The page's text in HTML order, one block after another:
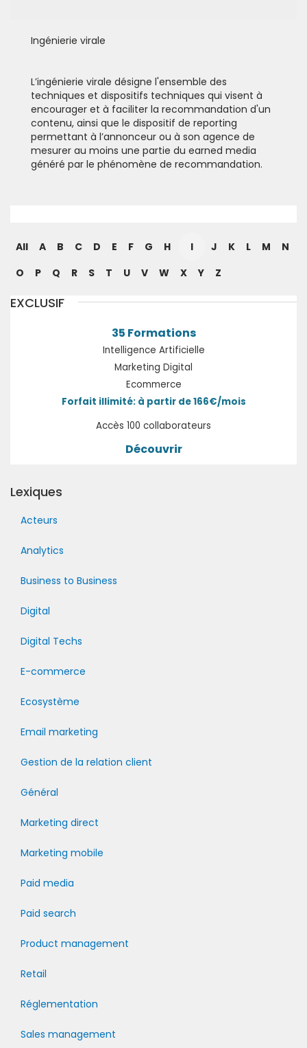
Ingénierie virale
L’ingénierie virale désigne l'ensemble des
techniques et dispositifs techniques qui visent à
encourager et à faciliter la recommandation d'un
contenu, ainsi que le dispositif de reporting
permettant à l’annonceur ou à son agence de
mesurer au moins une partie du earned media
généré par le phénomène de recommandation.
All A B C D E F G H I J K L M
N
O
P Q R S T U V W X Y Z
EXCLUSIF
35 Formations
Intelligence Artificielle
Marketing Digital
Ecommerce
Forfait illimité: à partir de 166€/mois
Accès 100 collaborateurs
Découvrir
Lexiques
Acteurs
Analytics
Business to Business
Digital
Digital Techs
E-commerce
Ecosystème
Email marketing
Gestion de la relation client
Général
Marketing direct
Marketing mobile
Paid media
Paid search
Product management
Retail
Réglementation
Sales management